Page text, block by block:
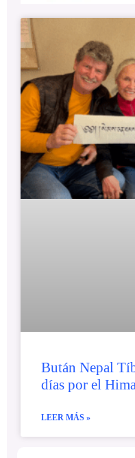
Bután Nepal
días por el
LEER MÁS »